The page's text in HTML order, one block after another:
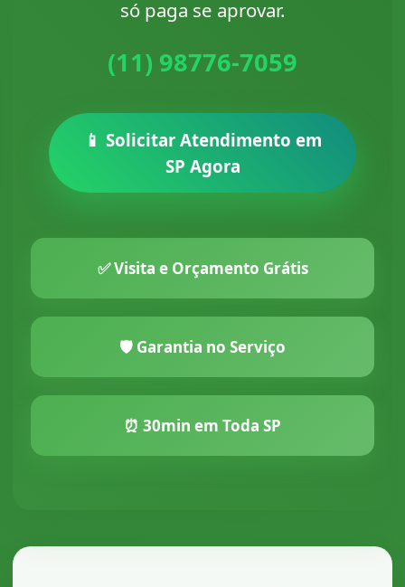
só paga se aprovar.
(11) 98776-7059
📱 Solicitar Atendimento em
SP Agora
✅ Visita e Orçamento Grátis
🛡️ Garantia no Serviço
⏰ 30min em Toda SP